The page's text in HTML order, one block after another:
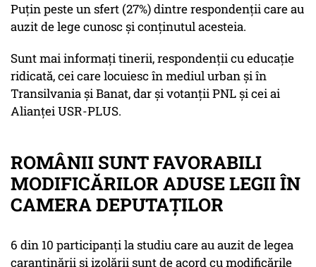
Puțin peste un sfert (27%) dintre respondenții care au
auzit de lege cunosc și conținutul acesteia.
Sunt mai informați tinerii, respondenții cu educație
ridicată, cei care locuiesc în mediul urban și în
Transilvania și Banat, dar și votanții PNL și cei ai
Alianței USR-PLUS.
ROMÂNII SUNT FAVORABILI
MODIFICĂRILOR ADUSE LEGII ÎN
CAMERA DEPUTAȚILOR
6 din 10 participanți la studiu care au auzit de legea
carantinării și izolării sunt de acord cu modificările